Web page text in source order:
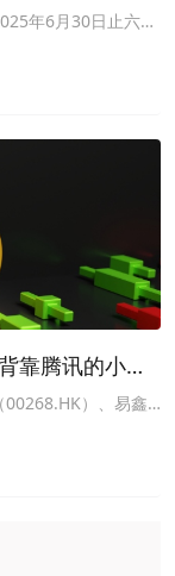
年6月30日止六个
2.12美分。不派中
靠腾讯的小鹅
00268.HK）、易鑫
称“小鹅通”）向
家保荐人。